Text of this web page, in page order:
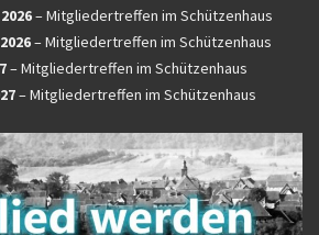
–Mitgliedertreffen im Schützenhaus
–Mitgliedertreffen im Schützenhaus
–Mitgliedertreffen im Schützenhaus
–Mitgliedertreffen im Schützenhaus